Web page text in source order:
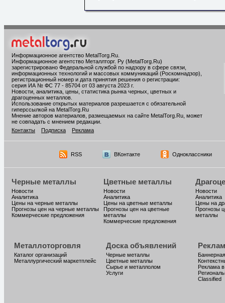
Информационное агентство MetalTorg.Ru
Информационное агентство Металлторг. Ру (MetalTorg.Ru)
зарегистрировано Федеральной службой по надзору в сфере связи,
информационных технологий и массовых коммуникаций (Роскомнадзор),
регистрационный номер и дата принятия решения о регистрации:
серия ИА № ФС 77 - 85704 от 03 августа 2023 г.
Новости, аналитика, цены, статистика рынка черных, цветных и
драгоценных металлов.
Использование открытых материалов разрешается с обязательной
гиперссылкой на MetalTorg.Ru
Мнение авторов материалов, размещаемых на сайте MetalTorg.Ru, может
не совпадать с мнением редакции.
Контакты
Подписка Реклама
RSS ВКонтакте Одноклассники
Черные металлы
Новости
Аналитика
Цены на черные металлы
Прогнозы цен на черные металлы
Коммерческие предложения
Цветные металлы
Новости
Аналитика
Цены на цветные металлы
Прогнозы цен на цветные
металлы
Коммерческие предложения
Новости
Аналитика
Цены на
Прогнозы
металлы
Металлоторговля
Каталог организаций
Металлургический маркетплейс
Доска объявлений
Черные металлы
Цветные металлы
Сырье и металлолом
Услуги
Реклама
Classified